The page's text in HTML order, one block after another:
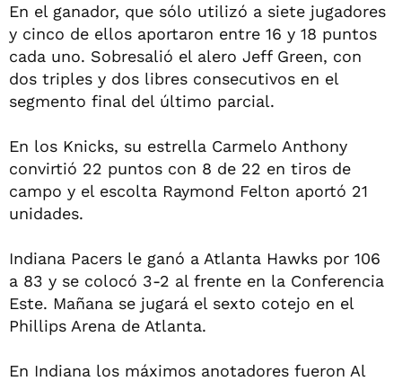
En el ganador, que sólo utilizó a siete jugadores
y cinco de ellos aportaron entre 16 y 18 puntos
cada uno. Sobresalió el alero Jeff Green, con
dos triples y dos libres consecutivos en el
segmento final del último parcial.
En los Knicks, su estrella Carmelo Anthony
convirtió 22 puntos con 8 de 22 en tiros de
campo y el escolta Raymond Felton aportó 21
unidades.
Indiana Pacers le ganó a Atlanta Hawks por 106
a 83 y se colocó 3-2 al frente en la Conferencia
Este. Mañana se jugará el sexto cotejo en el
Phillips Arena de Atlanta.
En Indiana los máximos anotadores fueron Al